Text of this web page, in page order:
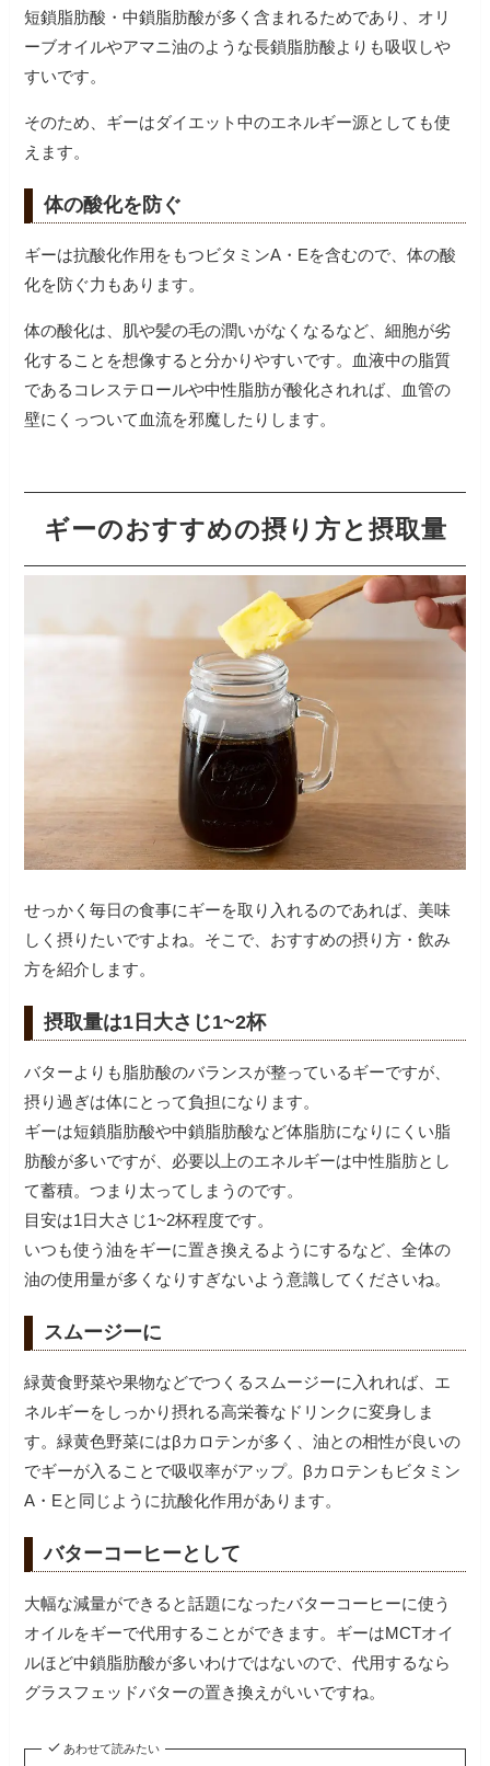
短鎖脂肪酸・中鎖脂肪酸が多く含まれるためであり、オリ
ーブオイルやアマニ油のような長鎖脂肪酸よりも吸収しや
すいです。
そのため、ギーはダイエット中のエネルギー源としても使
体の酸化を防ぐ
ギーは抗酸化作用をもつビタミンA・Eを含むので、体の酸
化を防ぐ力もあります。
体の酸化は、肌や髪の毛の潤いがなくなるなど、細胞が劣
化することを想像すると分かりやすいです。血液中の脂質
であるコレステロールや中性脂肪が酸化されれば、血管の
ギーのおすすめの摂り方と摂取量
せっかく毎日の食事にギーを取り入れるのであれば、美味
しく摂りたいですよね。そこで、おすすめの摂り方・飲み
方を紹介します。
摂取量は1日大さじ1~2杯
バターよりも脂肪酸のバランスが整っているギーですが、
摂り過ぎは体にとって負担になります。
ギーは短鎖脂肪酸や中鎖脂肪酸など体脂肪になりにくい脂
肪酸が多いですが、必要以上のエネルギーは中性脂肪とし
て蓄積。つまり太ってしまうのです。
目安は1日大さじ1~2杯程度です。
いつも使う油をギーに置き換えるようにするなど、全体の
油の使用量が多くなりすぎないよう意識してくださいね。
スムージーに
緑黄食野菜や果物などでつくるスムージーに入れれば、エ
ネルギーをしっかり摂れる高栄養なドリンクに変身しま
す。緑黄色野菜にはβカロテンが多く、油との相性が良いの
でギーが入ることで吸収率がアップ。βカロテンもビタミン
A・Eと同じように抗酸化作用があります。
バターコーヒーとして
大幅な減量ができると話題になったバターコーヒーに使う
オイルをギーで代用することができます。ギーはMCTオイ
ルほど中鎖脂肪酸が多いわけではないので、代用するなら
グラスフェッドバターの置き換えがいいですね。
あわせて読みたい